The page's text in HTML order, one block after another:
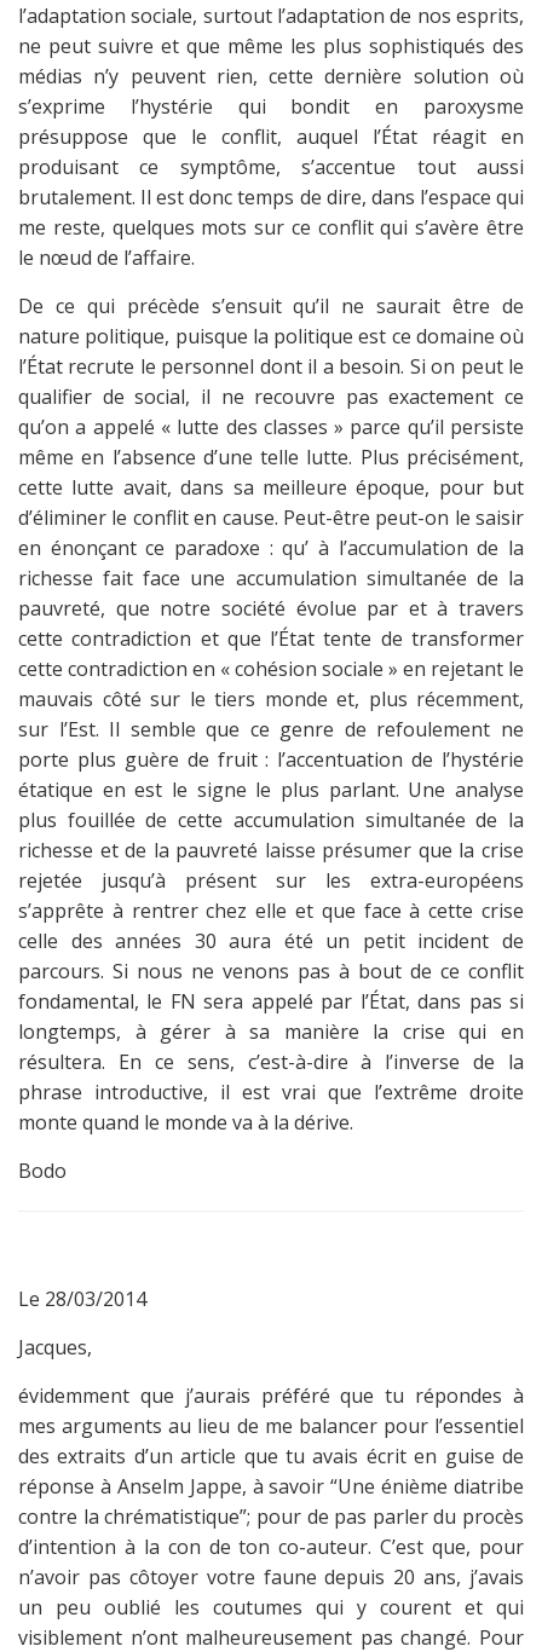
l’adaptation sociale, surtout l’adaptation de nos esprits,
ne peut suivre et que même les plus sophistiqués des
médias n’y peuvent rien, cette dernière solution où
s’exprime l’hystérie qui bondit en paroxysme
présuppose que le conflit, auquel l’État réagit en
produisant ce symptôme, s’accentue tout aussi
brutalement. Il est donc temps de dire, dans l’espace qui
me reste, quelques mots sur ce conflit qui s’avère être
le nœud de l’affaire.
De ce qui précède s’ensuit qu’il ne saurait être de
nature politique, puisque la politique est ce domaine où
l’État recrute le personnel dont il a besoin. Si on peut le
qualifier de social, il ne recouvre pas exactement ce
qu’on a appelé « lutte des classes » parce qu’il persiste
même en l’absence d’une telle lutte. Plus précisément,
cette lutte avait, dans sa meilleure époque, pour but
d’éliminer le conflit en cause. Peut-être peut-on le saisir
en énonçant ce paradoxe : qu’ à l’accumulation de la
richesse fait face une accumulation simultanée de la
pauvreté, que notre société évolue par et à travers
cette contradiction et que l’État tente de transformer
cette contradiction en « cohésion sociale » en rejetant le
mauvais côté sur le tiers monde et, plus récemment,
sur l’Est. Il semble que ce genre de refoulement ne
porte plus guère de fruit : l’accentuation de l’hystérie
étatique en est le signe le plus parlant. Une analyse
plus fouillée de cette accumulation simultanée de la
richesse et de la pauvreté laisse présumer que la crise
rejetée jusqu’à présent sur les extra-européens
s’apprête à rentrer chez elle et que face à cette crise
celle des années 30 aura été un petit incident de
parcours. Si nous ne venons pas à bout de ce conflit
fondamental, le FN sera appelé par l’État, dans pas si
longtemps, à gérer à sa manière la crise qui en
résultera. En ce sens, c’est-à-dire à l’inverse de la
phrase introductive, il est vrai que l’extrême droite
monte quand le monde va à la dérive.
Bodo
Le 28/03/2014
Jacques,
évidemment que j’aurais préféré que tu répondes à
mes arguments au lieu de me balancer pour l’essentiel
des extraits d’un article que tu avais écrit en guise de
réponse à Anselm Jappe, à savoir “Une énième diatribe
contre la chrématistique”; pour de pas parler du procès
d’intention à la con de ton co-auteur. C’est que, pour
n’avoir pas côtoyer votre faune depuis 20 ans, j’avais
un peu oublié les coutumes qui y courent et qui
visiblement n’ont malheureusement pas changé. Pour